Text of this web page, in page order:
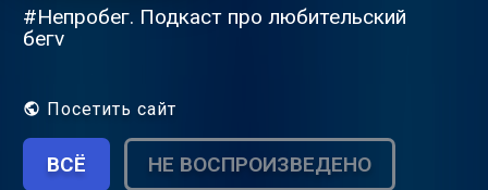
#Непробег. Подкаст про любительский
бегv
Посетить сайт
ВСЁ НЕ ВОСПРОИЗВЕДЕНО